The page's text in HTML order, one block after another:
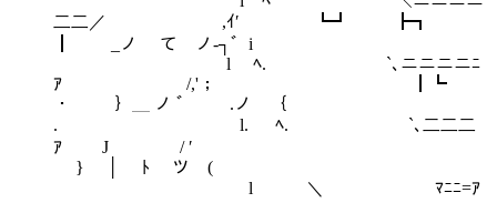
二二／ ,ｲ′ ┗┛ ┣┓
┃ _ノ ￣て ノ‐┐゛i
l ﾍ. `､ニニニニﾆ
ｱ /,'； ┃┗
・ ｝＿ ノ ゛ .ノ ｛
. l. ﾍ. `､二二二
ｱ J / ′
} │ ﾄ ツ (
l ＼ ﾏﾆﾆ=ｱ